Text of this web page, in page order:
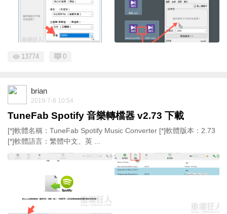
13774 0
brian
2019-7-8 10:54
TuneFab Spotify 音樂轉檔器 v2.73 下載
[*]軟體名稱：TuneFab Spotify Music Converter [*]軟體版本：2.73
[*]軟體語言：繁體中文、英 ...